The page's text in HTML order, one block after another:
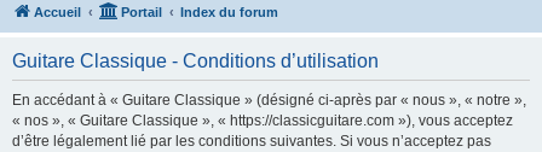
Accueil Portail Index du forum
Guitare Classique - Conditions d’utilisation
En accédant à « Guitare Classique » (désigné ci-après par « nous », « notre »,
« nos », « Guitare Classique », « https://classicguitare.com »), vous acceptez
d’être légalement lié par les conditions suivantes. Si vous n’acceptez pas